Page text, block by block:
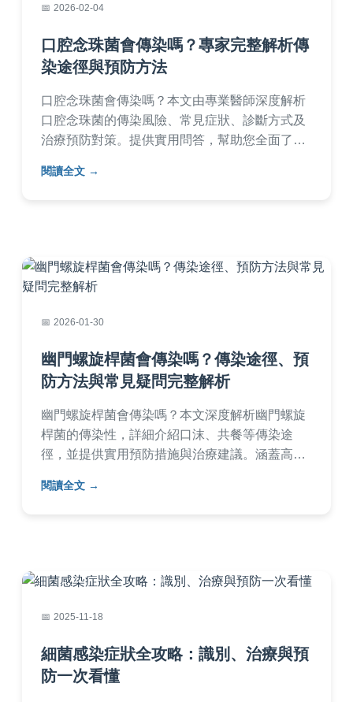
2026-02-04
口腔念珠菌會傳染嗎？專家完整解析傳
染途徑與預防方法
口腔念珠菌會傳染嗎？本文由專業醫師深度解析
口腔念珠菌的傳染風險、常見症狀、診斷方式及
治療預防對策。提供實用問答，幫助您全面了解
日常護理要點，適合所有年齡層參考。
閱讀全文
2026-01-30
幽門螺旋桿菌會傳染嗎？傳染途徑、預
防方法與常見疑問完整解析
幽門螺旋桿菌會傳染嗎？本文深度解析幽門螺旋
桿菌的傳染性，詳細介紹口沫、共餐等傳染途
徑，並提供實用預防措施與治療建議。涵蓋高風
點，幫助您遠離胃病威脅。解答是否會透過接
閱讀全文
2025-11-18
細菌感染症狀全攻略：識別、治療與預
防一次看懂